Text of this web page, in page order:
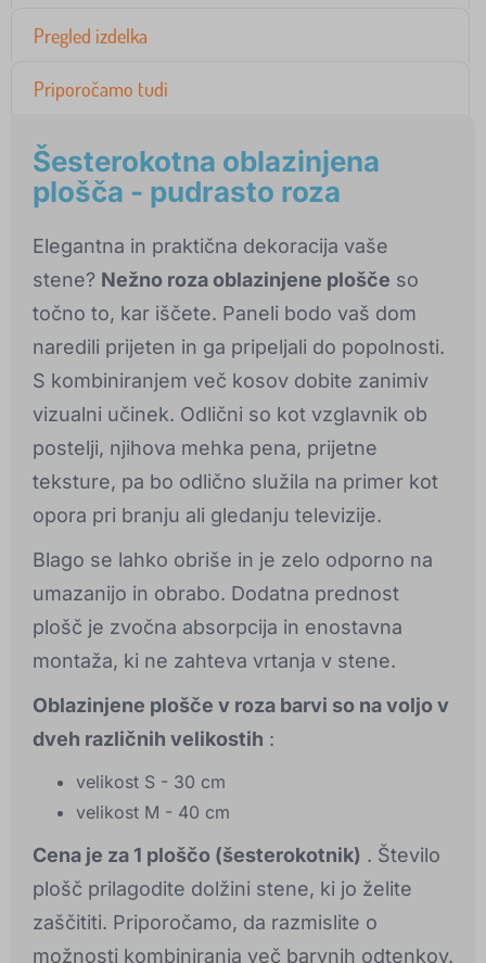
Pregled izdelka
Priporočamo tudi
Šesterokotna oblazinjena
plošča - pudrasto roza
Elegantna in praktična dekoracija vaše
stene? Nežno roza oblazinjene plošče so
točno to, kar iščete. Paneli bodo vaš dom
naredili prijeten in ga pripeljali do popolnosti.
S kombiniranjem več kosov dobite zanimiv
vizualni učinek. Odlični so kot vzglavnik ob
postelji, njihova mehka pena, prijetne
teksture, pa bo odlično služila na primer kot
opora pri branju ali gledanju televizije.
Blago se lahko obriše in je zelo odporno na
umazanijo in obrabo. Dodatna prednost
plošč je zvočna absorpcija in enostavna
montaža, ki ne zahteva vrtanja v stene.
Oblazinjene plošče v roza barvi so na voljo v
dveh različnih velikostih :
velikost S - 30 cm
velikost M - 40 cm
Cena je za 1 ploščo (šesterokotnik) . Število
plošč prilagodite dolžini stene, ki jo želite
zaščititi. Priporočamo, da razmislite o
možnosti kombiniranja več barvnih odtenkov.